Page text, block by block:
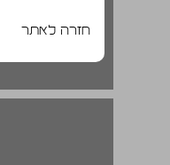
חזרה לאתר